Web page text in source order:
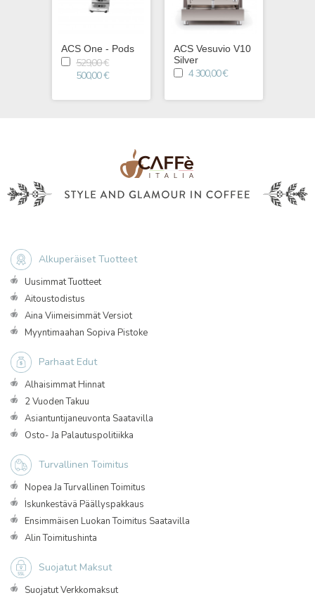
ACS One - Pods
529,00 €
500,00 €
ACS Vesuvio V10
Silver
4 300,00 €
Alkuperäiset Tuotteet
Uusimmat Tuotteet
Aitoustodistus
Aina Viimeisimmät Versiot
Myyntimaahan Sopiva Pistoke
Parhaat Edut
Alhaisimmat Hinnat
2 Vuoden Takuu
Asiantuntijaneuvonta Saatavilla
Osto- Ja Palautuspolitiikka
Turvallinen Toimitus
Nopea Ja Turvallinen Toimitus
Iskunkestävä Päällyspakkaus
Ensimmäisen Luokan Toimitus Saatavilla
Alin Toimitushinta
Suojatut Maksut
Suojatut Verkkomaksut